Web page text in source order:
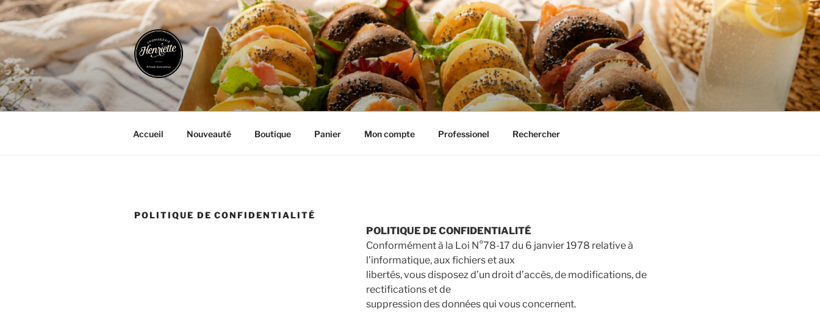
Aller
au
contenu
principal
FROMAGERIE HENRIETTE
Artisan Epicurieux
Accueil Nouveauté Boutique Panier Mon compte Professionel Rechercher
POLITIQUE DE CONFIDENTIALITÉ
POLITIQUE DE CONFIDENTIALITÉ
Conformément à la Loi N°78-17 du 6 janvier 1978 relative à
l’informatique, aux fichiers et aux
libertés, vous disposez d’un droit d’accès, de modifications, de
rectifications et de
suppression des données qui vous concernent.